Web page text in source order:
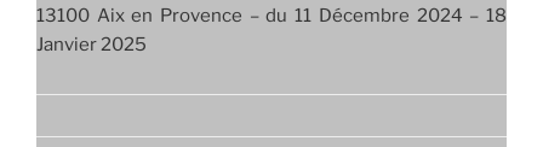
13100 Aix en Provence – du 11 Décembre 2024 – 18
Janvier 2025